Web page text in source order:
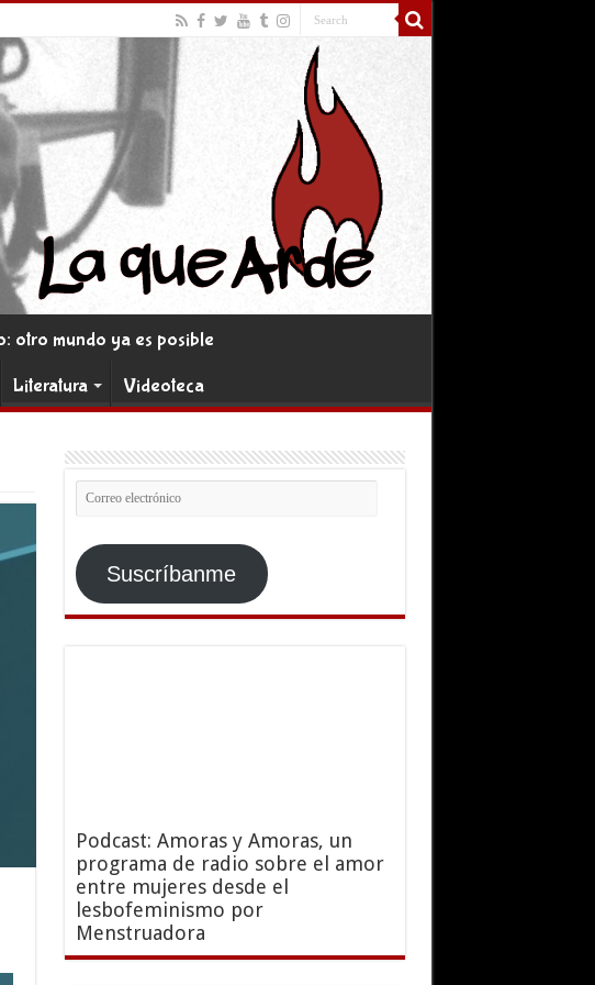
otro mundo ya es posible
Literatura Videoteca
Correo
electrónico
Suscríbanme
Podcast: Amoras y Amoras, un
programa de radio sobre el amor
entre mujeres desde el
lesbofeminismo por
Menstruadora